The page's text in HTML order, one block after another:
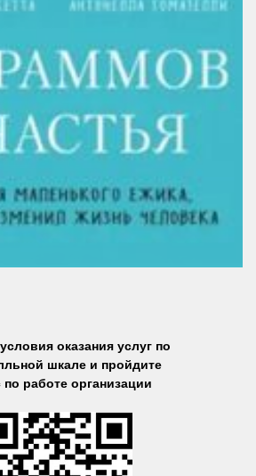
оказания услуг по
шкале и пройдите
по работе организации